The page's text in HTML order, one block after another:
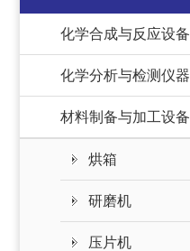
化学合成与反应设备
化学分析与检测仪器
材料制备与加工设备
烘箱
研磨机
压片机